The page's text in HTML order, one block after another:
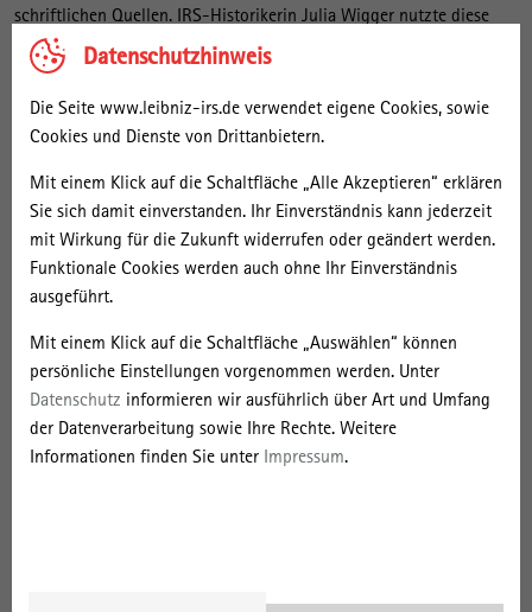
Datenschutzhinweis
Die Seite www.leibniz-irs.de verwendet eigene Cookies, sowie
Cookies und Dienste von Drittanbietern.
Mit einem Klick auf die Schaltfläche „Alle Akzeptieren“ erklären
Sie sich damit einverstanden. Ihr Einverständnis kann jederzeit
mit Wirkung für die Zukunft widerrufen oder geändert werden.
Funktionale Cookies werden auch ohne Ihr Einverständnis
ausgeführt.
Mit einem Klick auf die Schaltfläche „Auswählen“ können
persönliche Einstellungen vorgenommen werden. Unter
Datenschutz informieren wir ausführlich über Art und Umfang
der Datenverarbeitung sowie Ihre Rechte. Weitere
Informationen finden Sie unter Impressum.
schriftlichen Quellen. IRS-Historikerin Julia Wigger nutzte diese
Methodenkombination in ihrer Forschung zu Altstadtinitiativen in
der DDR. Hier zeigt sie, wie die beiden Quellenarten sich ergänzten.
mehr Info
Erbe: Virtuelle Räume für
bürgerschaftlichen Diskurs
Das soziale Netzwerk Facebook ist seit fast 20
Menschen nicht mehr wegzudenken. Im
Vergleich zu Twitter oder Instagram ist die Plattform weniger auf
Echtzeit-Nachrichten ausgerichtet und bietet dafür Raum zur
Vertiefung. Obwohl Facebook wegen seines Umgangs mit privaten
Daten und seines unzureichenden Engagements gegen Hass und